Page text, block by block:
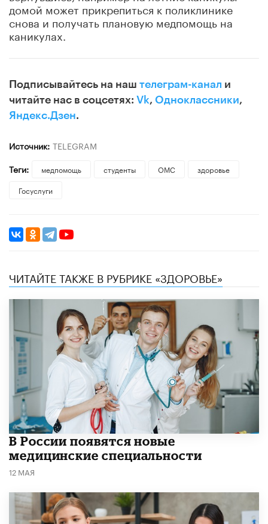
домой может прикрепиться к поликлинике
снова и получать плановую медпомощь на
каникулах.
Подписывайтесь на наш телеграм-канал и
читайте нас в соцсетях: Vk, Одноклассники,
Яндекс.Дзен.
Источник: TELEGRAM
Теги:
медпомощь студенты ОМС
здоровье
Госуслуги
ЧИТАЙТЕ ТАКЖЕ В РУБРИКЕ «ЗДОРОВЬЕ»
В России появятся новые
медицинские специальности
12 МАЯ